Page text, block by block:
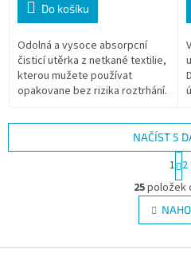
Do košíku
Odolná a vysoce absorpcní
čisticí utěrka z netkané textilie,
kterou mužete používat
opakovane bez rizika roztrhání.
(do 360°).
O
v
l
á
NAČÍST 5
S
t
r
á
n
k
v
1 2
25položek